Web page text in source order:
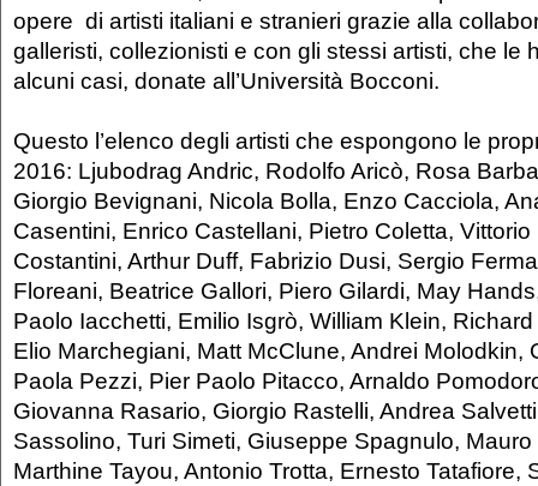
opere di artisti italiani e stranieri grazie alla
galleristi, collezionisti e con gli stessi artisti, che le
alcuni casi, donate all’Università Bocconi.
Questo l’elenco degli artisti che espongono le
2016: Ljubodrag Andric, Rodolfo Aricò, Rosa
Giorgio Bevignani, Nicola Bolla, Enzo Cacciola,
Casentini, Enrico Castellani, Pietro Coletta,
Costantini, Arthur Duff, Fabrizio Dusi, Sergio
Floreani, Beatrice Gallori, Piero Gilardi, May
Paolo Iacchetti, Emilio Isgrò, William Klein,
Elio Marchegiani, Matt McClune, Andrei Molodkin,
Paola Pezzi, Pier Paolo Pitacco, Arnaldo
Giovanna Rasario, Giorgio Rastelli, Andrea
Sassolino, Turi Simeti, Giuseppe Spagnulo,
Marthine Tayou, Antonio Trotta, Ernesto Tatafiore,